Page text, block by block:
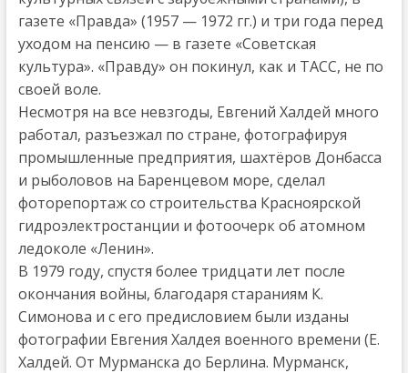
газете «Правда» (1957 — 1972 гг.) и три года перед
уходом на пенсию — в газете «Советская
культура». «Правду» он покинул, как и ТАСС, не по
своей воле.
Несмотря на все невзгоды, Евгений Халдей много
работал, разъезжал по стране, фотографируя
промышленные предприятия, шахтёров Донбасса
и рыболовов на Баренцевом море, сделал
фоторепортаж со строительства Красноярской
гидроэлектростанции и фотоочерк об атомном
ледоколе «Ленин».
В 1979 году, спустя более тридцати лет после
окончания войны, благодаря стараниям К.
Симонова и с его предисловием были изданы
фотографии Евгения Халдея военного времени (Е.
Халдей. От Мурманска до Берлина. Мурманск,